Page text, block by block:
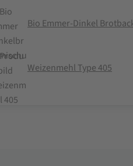
Bio Emmer-Dinkel
Weizenmehl Type 405